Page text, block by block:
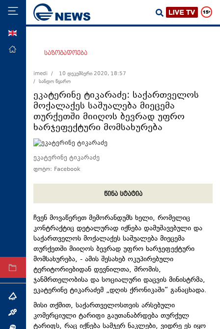
მთავარი
ეკონომიკა
მსოფლიო
ჯანდაცვა
საზოგადოება
სამართალი
ტექნოლოგიები
ტაბლოიდი
არქივი
ინტერვიუ
საზოგადოება
imedi /
10 დეკემბერი 2020, 18:57
/ სანდო წყარო
ეკატერინე ტიკარაძე: საქართველოს
მოქალაქეს საშუალება მიეცემა
თურქეთში მიიღოს ბევრად უფრო
ხარჯეფექტური მომსახურება
ეკატერინე ტიკარაძე
ფოტო: Facebook
წინა სტატია
ჩვენ მოვაწერეთ მემორანდუმს ხელი, რომელიც
კონტრაქტიც დეტალურად იქნება დამუშავებული და
საქართველოს მოქალაქეს საშუალება მიეცემა
თურქეთში მიიღოს ბევრად უფრო ხარჯეფექტური
მომსახურება, - ამის შესახებ ოკუპირებული
ტერიტორიებიდან დევნილთა, შრომის,
ჯანმრთელობისა და სოციალური დაცვის მინისტრმა,
ეკატერინე ტიკარაძემ „დღის ქრონიკაში“ განაცხადა.
მისი თქმით, საქართველოსთვის არსებული
კომერციული ტარიფი გაუთანაბრდება თურქულ
ტარიფს, რაც იქნება სამჯერ ნაკლები, ვიდრე ეს იყო